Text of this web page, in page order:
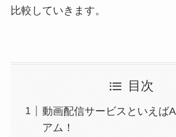
比較していきます。
目次
動画配信サービスといえば
アム！